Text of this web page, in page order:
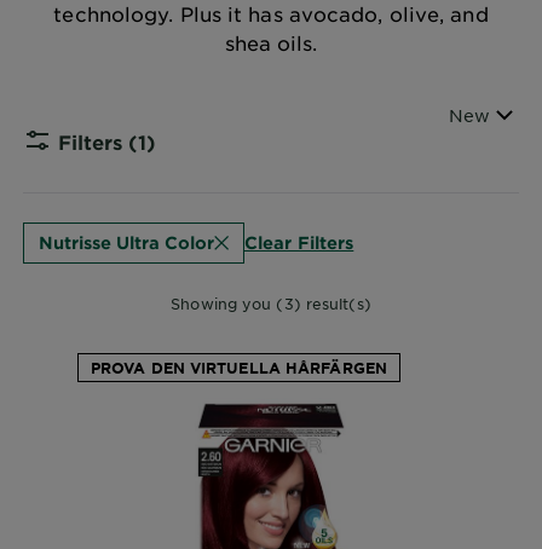
technology. Plus it has avocado, olive, and
shea oils.
Filters (1)
Sort By
New
Nutrisse Ultra Color Clear Filters
Showing you (3) result(s)
PROVA DEN VIRTUELLA HÅRFÄRGEN